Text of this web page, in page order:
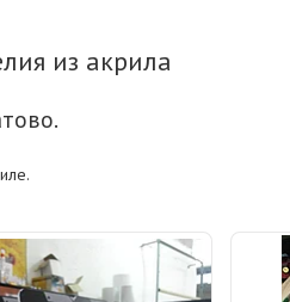
из акрила